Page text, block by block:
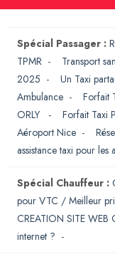
Spécial Passager :
TPMR - Transport
2025 - Un Taxi
Ambulance - Forfait
ORLY
- Forfait Taxi
Aéroport Nice -
assistance taxi pour les
Spécial Chauffeur :
pour VTC / Meilleur
CREATION SITE WEB
internet ? -